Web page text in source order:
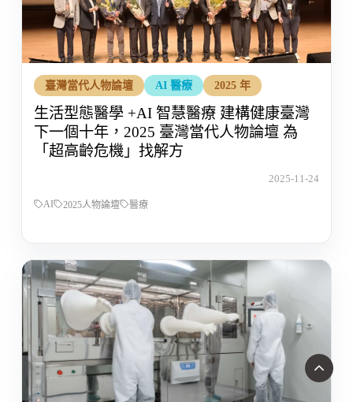
臺灣當代人物論壇 AI 醫療 2025 年
生活型態醫學 +AI 智慧醫療 建構健康臺灣
下一個十年，2025 臺灣當代人物論壇 為
「超高齡危機」找解方
2025-11-24
AI 2025人物論壇 醫療